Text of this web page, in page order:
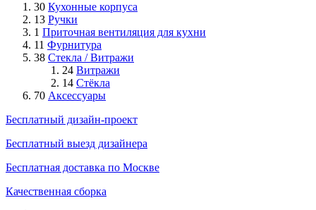
30 Кухонные корпуса
13 Ручки
1 Приточная вентиляция для кухни
11 Фурнитура
38 Стекла / Витражи
24 Витражи
14 Стёкла
70 Аксессуары
Бесплатный дизайн-проект
Бесплатный выезд дизайнера
Бесплатная доставка по Москве
Качественная сборка